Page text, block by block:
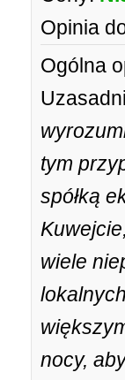
Opinia
Ogólna
tym
spółką
wiele
nocy,